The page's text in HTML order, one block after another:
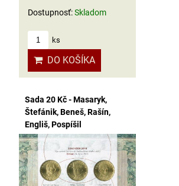
Dostupnosť:Skladom
ks
DO KOŠÍKA
Sada 20 Kč - Masaryk,
Štefánik, Beneš, Rašín,
Engliš, Pospíšil